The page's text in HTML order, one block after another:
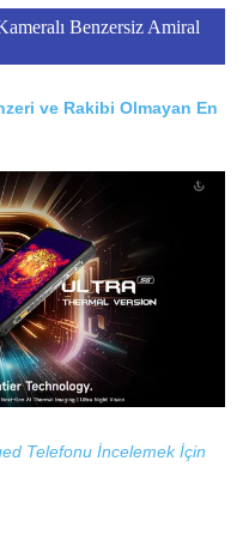
Benzersiz Amiral
ve Rakibi Olmayan En
Telefonu İncelemek İçin